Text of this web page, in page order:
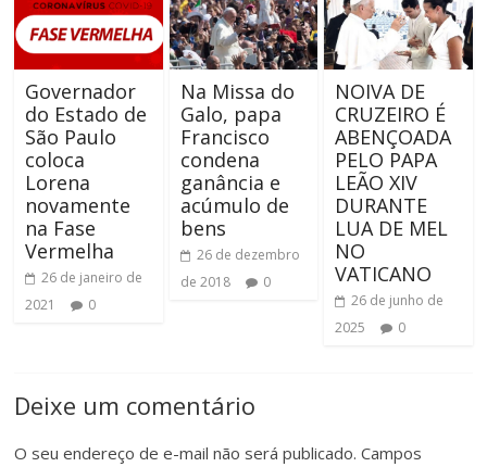
Governador
do Estado de
São Paulo
coloca
Lorena
novamente
na Fase
Vermelha
26 de janeiro de
2021
0
Na Missa do
Galo, papa
Francisco
condena
ganância e
acúmulo de
bens
26 de dezembro
de 2018
0
NOIVA DE
CRUZEIRO É
ABENÇOADA
PELO PAPA
LEÃO XIV
DURANTE
LUA DE MEL
NO
VATICANO
26 de junho de
2025
0
Deixe um comentário
O seu endereço de e-mail não será publicado. Campos